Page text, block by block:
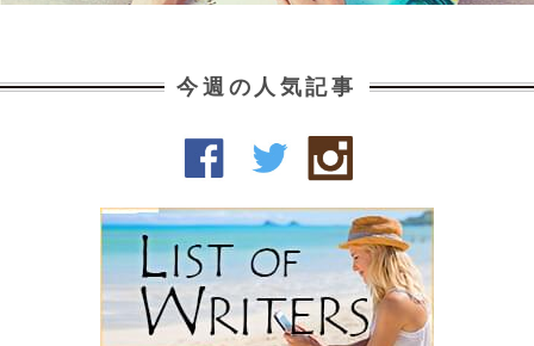
今週の人気記事